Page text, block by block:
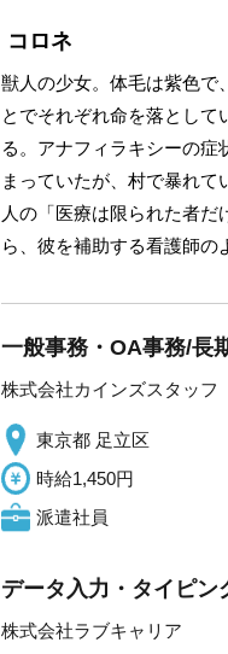
コロネ
獣人の少女。体毛は紫色で
とでそれぞれ命を落とし
る。アナフィラキシーの
まっていたが、村で暴れ
人の「医療は限られた者
ら、彼を補助する看護師の
一般事務・OA事務/長
株式会社カインズスタッフ
東京都 足立区
時給1,450円
派遣社員
データ入力・タイピ
株式会社ラブキャリア